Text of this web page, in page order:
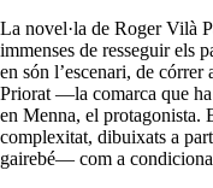
La novel·la de Roger Vilà
immenses de resseguir els
en són l’escenari, de córrer
Priorat —la comarca que
en Menna, el protagonista.
complexitat, dibuixats a
gairebé— com a